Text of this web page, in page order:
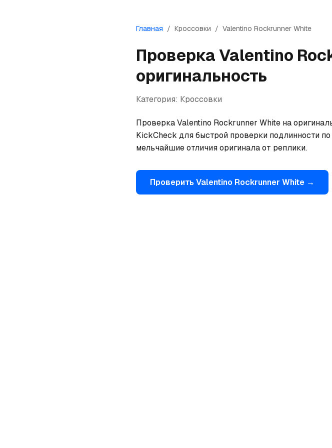
Главная / Кроссовки / Valentino Rockrunner White
ПроверкаValentino
оригинальность
Категория: Кроссовки
Проверка Valentino Rockrunner White на
KickCheck для быстрой проверки подлинности
мельчайшие отличия оригинала от реплики.
Проверить Valentino Rockrunner White →